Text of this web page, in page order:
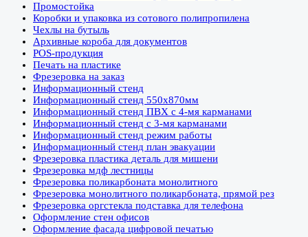
Промостойка
Коробки и упаковка из сотового полипропилена
Чехлы на бутыль
Архивные короба для документов
POS-продукция
Печать на пластике
Фрезеровка на заказ
Информационный стенд
Информационный стенд 550х870мм
Информационный стенд ПВХ с 4-мя карманами
Информационный стенд с 3-мя карманами
Информационный стенд режим работы
Информационный стенд план эвакуации
Фрезеровка пластика деталь для мишени
Фрезеровка мдф лестницы
Фрезеровка поликарбоната монолитного
Фрезеровка монолитного поликарбоната, прямой рез
Фрезеровка оргстекла подставка для телефона
Оформление стен офисов
Оформление фасада цифровой печатью